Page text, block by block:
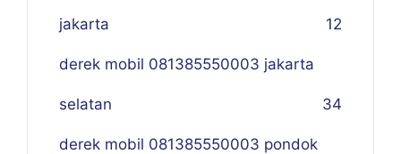
jakarta 12
derek mobil 081385550003 jakarta
selatan 34
derek mobil 081385550003 pondok